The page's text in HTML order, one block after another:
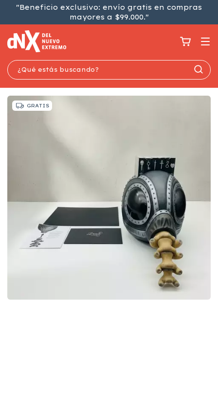
"Beneficio exclusivo: envío gratis en compras
mayores a $99.000."
GRATIS